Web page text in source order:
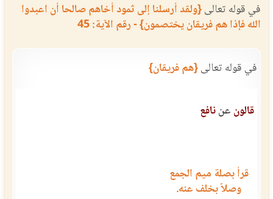
في قوله تعالى{ولقد أرسلنا إلى ثمود أخاهم صالحا أن اعبدوا
الله فإذا هم فريقان يختصمون} - رقم الآية: 45
في قوله تعالى{هم فريقان}
قالون عننافع
قرأ بصلة ميم الجمع
وصلاً بخلف عنه.